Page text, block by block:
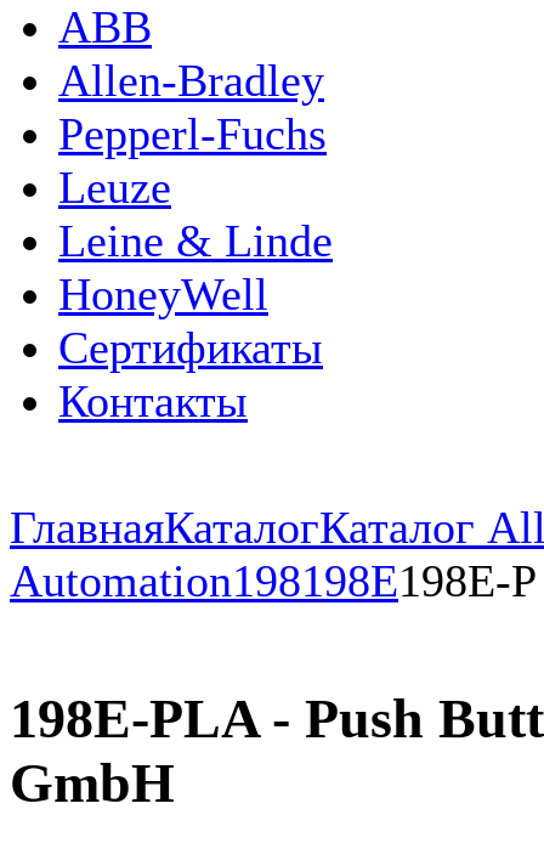
ABB
Allen-Bradley
Pepperl-Fuchs
Leuze
Leine & Linde
HoneyWell
Сертификаты
Контакты
ГлавнаяКаталогКаталог
Automation198198E198E-P
198E-PLA - Push
GmbH